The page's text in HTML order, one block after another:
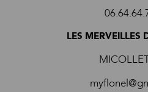
LES MERVEILLES